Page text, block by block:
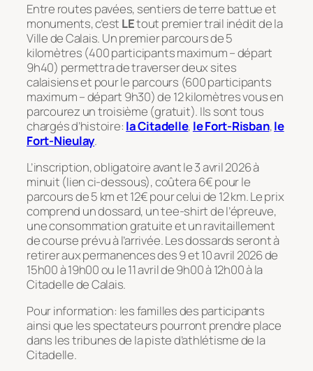
Entre routes pavées, sentiers de terre battue et
monuments, c’est LEtout premier trail inédit de la
Ville de Calais. Un premier parcours de 5
kilomètres (400 participants maximum – départ
9h40) permettra de traverser deux sites
calaisiens et pour le parcours (600 participants
maximum – départ 9h30) de 12 kilomètres vous en
parcourez un troisième (gratuit). Ils sont tous
chargés d’histoire: la Citadelle, le Fort-Risban,le
Fort-Nieulay.
L’inscription, obligatoire avant le 3 avril 2026 à
minuit (lien ci-dessous), coûtera 6€ pour le
parcours de 5 km et 12€ pour celui de 12 km. Le prix
comprend un dossard, un tee-shirt de l’épreuve,
une consommation gratuite et un ravitaillement
de course prévu à l’arrivée. Les dossards seront à
retirer aux permanences des 9 et 10 avril 2026 de
15h00 à 19h00 ou le 11 avril de 9h00 à 12h00 à la
Citadelle de Calais.
Pour information: les familles des participants
ainsi que les spectateurs pourront prendre place
dans les tribunes de la piste d’athlétisme de la
Citadelle.